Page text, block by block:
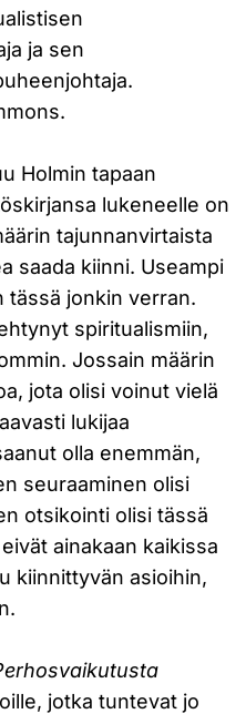
ja sen
Holmin tapaan
lukeneelle on
tajunnanvirtaista
saada kiinni. Useampi
tässä jonkin verran.
spiritualismiin,
Jossain määrin
jota olisi voinut vielä
lukijaa
olla enemmän,
seuraaminen olisi
otsikointi olisi tässä
ainakaan kaikissa
kiinnittyvän asioihin,
jotka tuntevat jo